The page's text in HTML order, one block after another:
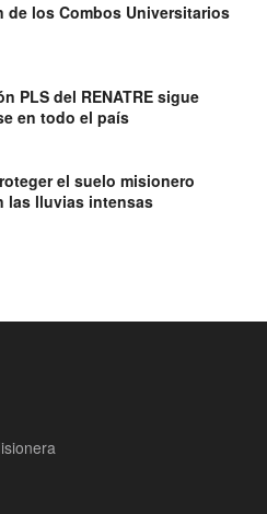
de los Combos Universitarios
PLS del RENATRE sigue
en todo el país
el suelo misionero
las lluvias intensas